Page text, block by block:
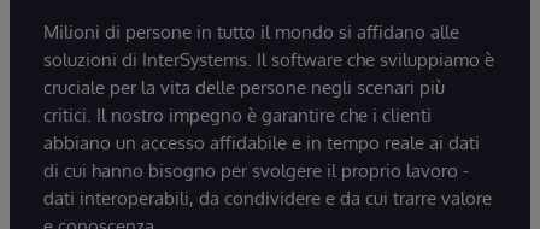
Milioni di persone in tutto il mondo si affidano alle
soluzioni di InterSystems. Il software che sviluppiamo è
cruciale per la vita delle persone negli scenari più
critici. Il nostro impegno è garantire che i clienti
abbiano un accesso affidabile e in tempo reale ai dati
di cui hanno bisogno per svolgere il proprio lavoro -
dati interoperabili, da condividere e da cui trarre valore